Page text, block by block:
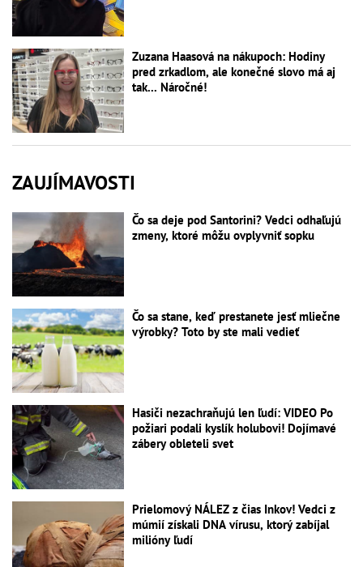
Zuzana Haasová na nákupoch: Hodiny
pred zrkadlom, ale konečné slovo má aj
tak... Náročné!
ZAUJÍMAVOSTI
Čo sa deje pod Santorini? Vedci odhaľujú
zmeny, ktoré môžu ovplyvniť sopku
Čo sa stane, keď prestanete jesť mliečne
výrobky? Toto by ste mali vedieť
Hasiči nezachraňujú len ľudí: VIDEO Po
požiari podali kyslík holubovi! Dojímavé
zábery obleteli svet
Prielomový NÁLEZ z čias Inkov! Vedci z
múmií získali DNA vírusu, ktorý zabíjal
milióny ľudí